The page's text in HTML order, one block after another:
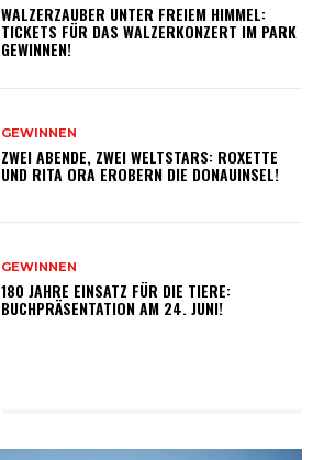
WALZERZAUBER UNTER FREIEM HIMMEL:
TICKETS FÜR DAS WALZERKONZERT IM PARK
GEWINNEN!
GEWINNEN
ZWEI ABENDE, ZWEI WELTSTARS: ROXETTE
UND RITA ORA EROBERN DIE DONAUINSEL!
GEWINNEN
180 JAHRE EINSATZ FÜR DIE TIERE:
BUCHPRÄSENTATION AM 24. JUNI!